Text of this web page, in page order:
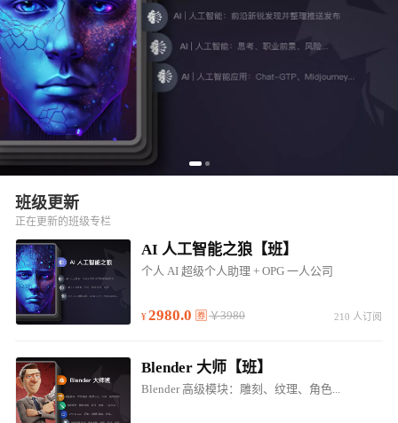
班级更新
正在更新的班级专栏
AI 人工智能之狼【班】
个人 AI 超级个人助理 + OPG 一人公司
2980.0 ￥3980 210 人订阅
Blender 大师【班】
Blender 高级模块：雕刻、纹理、角色...